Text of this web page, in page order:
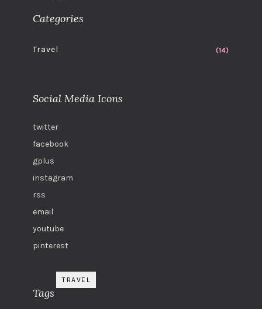
Categories
Travel (14)
Social Media Icons
twitter
facebook
gplus
instagram
rss
email
youtube
pinterest
Tags
TRAVEL